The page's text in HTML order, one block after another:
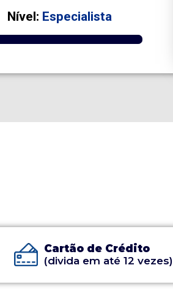
Nível: Especialista
Cartão de Crédito
(divida em até 12 vezes)